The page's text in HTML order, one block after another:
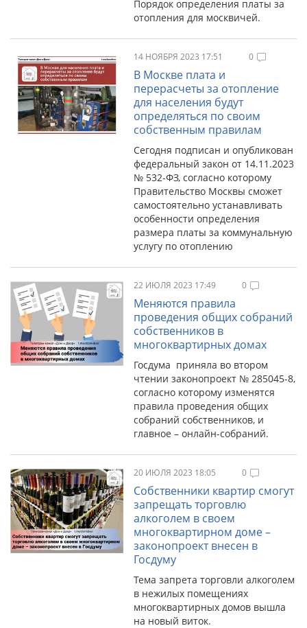
Порядок определения платы за
отопления для москвичей.
14 НОЯБРЯ 2023 17:51 0
В Москве плата и
перерасчеты за отопление
для населения будут
определяться по своим
собственным правилам
Сегодня подписан и опубликован
федеральный закон от 14.11.2023
№ 532-ФЗ, согласно которому
Правительство Москвы сможет
самостоятельно устанавливать
особенности определения
размера платы за коммунальную
услугу по отоплению
22 ИЮЛЯ 2023 17:49 0
Меняются правила
проведения общих собраний
собственников в
многоквартирных домах
Госдума приняла во втором
чтении законопроект № 285045-8,
согласно которому изменятся
правила проведения общих
собраний собственников, и
главное – онлайн-собраний.
20 ИЮЛЯ 2023 18:05 0
Собственники квартир смогут
запрещать торговлю
алкоголем в своем
многоквартирном доме –
законопроект внесен в
Госдуму
Тема запрета торговли алкоголем
в нежилых помещениях
многоквартирных домов вышла
на новый виток.